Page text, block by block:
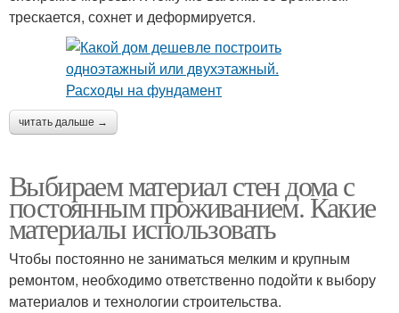
трескается, сохнет и деформируется.
читать дальше →
Выбираем материал стен дома с
постоянным проживанием. Какие
материалы использовать
Чтобы постоянно не заниматься мелким и крупным
ремонтом, необходимо ответственно подойти к выбору
материалов и технологии строительства.